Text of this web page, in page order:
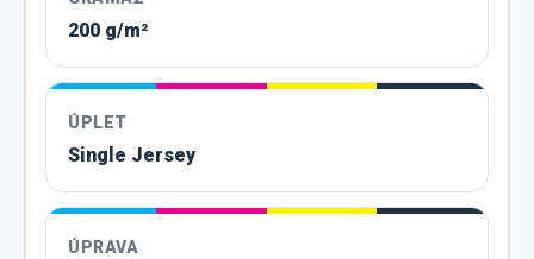
200 g/m²
ÚPLET
Single Jersey
ÚPRAVA